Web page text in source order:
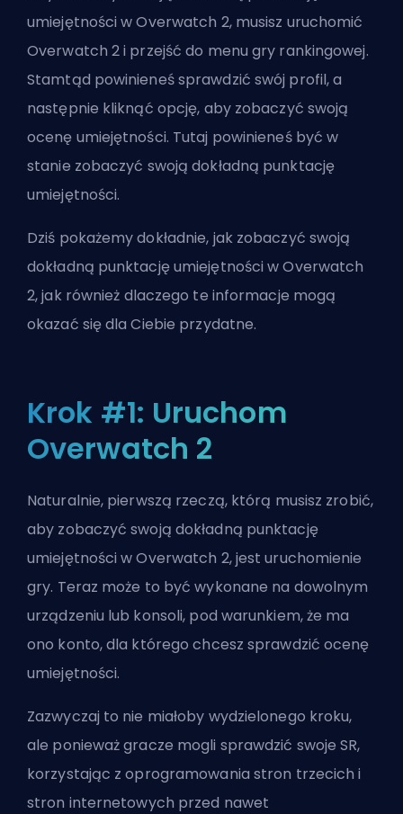
umiejętności w Overwatch 2, musisz uruchomić
Overwatch 2 i przejść do menu gry rankingowej.
Stamtąd powinieneś sprawdzić swój profil, a
następnie kliknąć opcję, aby zobaczyć swoją
ocenę umiejętności. Tutaj powinieneś być w
stanie zobaczyć swoją dokładną punktację
umiejętności.
Dziś pokażemy dokładnie, jak zobaczyć swoją
dokładną punktację umiejętności w Overwatch
2, jak również dlaczego te informacje mogą
okazać się dla Ciebie przydatne.
Krok #1: Uruchom
Overwatch 2
Naturalnie, pierwszą rzeczą, którą musisz zrobić,
aby zobaczyć swoją dokładną punktację
umiejętności w Overwatch 2, jest uruchomienie
gry. Teraz może to być wykonane na dowolnym
urządzeniu lub konsoli, pod warunkiem, że ma
ono konto, dla którego chcesz sprawdzić ocenę
umiejętności.
Zazwyczaj to nie miałoby wydzielonego kroku,
ale ponieważ gracze mogli sprawdzić swoje SR,
korzystając z oprogramowania stron trzecich i
stron internetowych przed nawet